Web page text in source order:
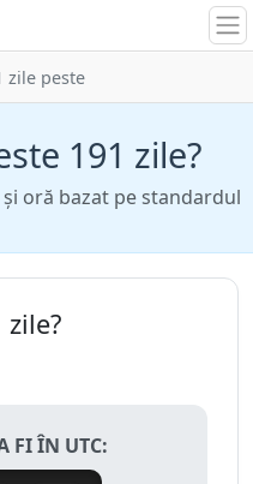
zile peste
191 zile?
oră bazat pe standardul
zile?
FI ÎN UTC: